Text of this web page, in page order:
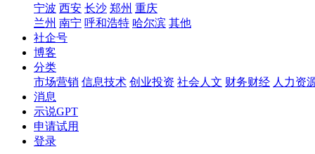
宁波 西安 长沙 郑州 重庆
兰州 南宁 呼和浩特 哈尔滨 其他
社企号
博客
分类
市场营销 信息技术 创业投资 社会人文 财务财经 人力资
消息
示说GPT
申请试用
登录